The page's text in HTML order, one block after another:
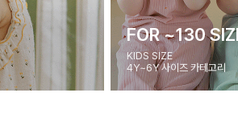
FOR ~130
KIDS SIZE
4Y~6Y 사이즈 카테고리